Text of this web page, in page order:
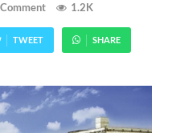
1.2K
TWEET SHARE